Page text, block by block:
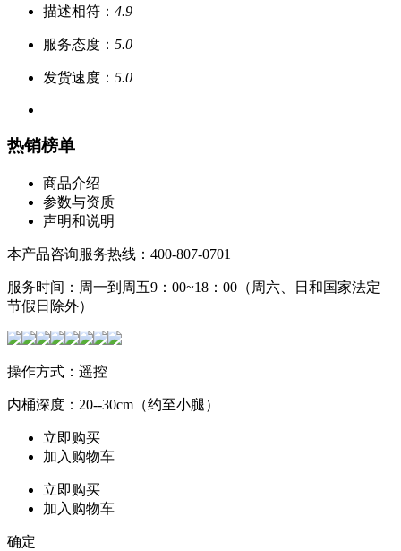
描述相符： 4.9
服务态度： 5.0
发货速度： 5.0
热销榜单
商品介绍
参数与资质
声明和说明
本产品咨询服务热线：400-807-0701
服务时间：周一到周五9：00~18：00（周六、日和国家法定
节假日除外）
操作方式：遥控
内桶深度：20--30cm（约至小腿）
立即购买
加入购物车
立即购买
加入购物车
确定